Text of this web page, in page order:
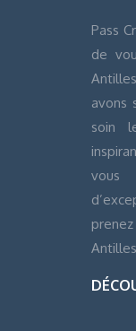
Pass
de
avons
soin
vous